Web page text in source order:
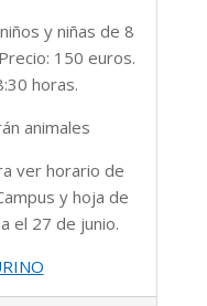
y niñas de 8
150 euros.
horas.
animales
ver horario de
y hoja de
el 27 de junio.